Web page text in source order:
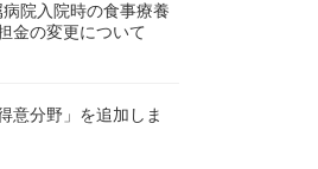
病院入院時の食事療養
金の変更について
意分野」を追加しま